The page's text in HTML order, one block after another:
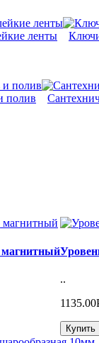
ленты
полив
магнитный
..
Купить